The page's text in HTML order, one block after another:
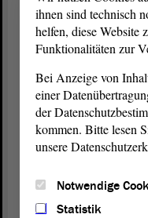
eingeführten
Die Entscheidung
macht Folgendes
in Sachsen-Anhalt
gesetzlichen
Einstufung
diese Entscheidung
90/DIE GRÜNEN
da die
ihnen sind technisch
helfen, diese Website
Funktionalitäten zur
Bei Anzeige von
einer
der
kommen. Bitte lesen
unsere
Notwendige
Statistik